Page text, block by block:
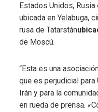
Estados Unidos,
ubicada en Yelabuga,
rusa de Tatarstán
de Moscú.
“Esta es una
que es perjudicial para
Irán y para la
en rueda de prensa.